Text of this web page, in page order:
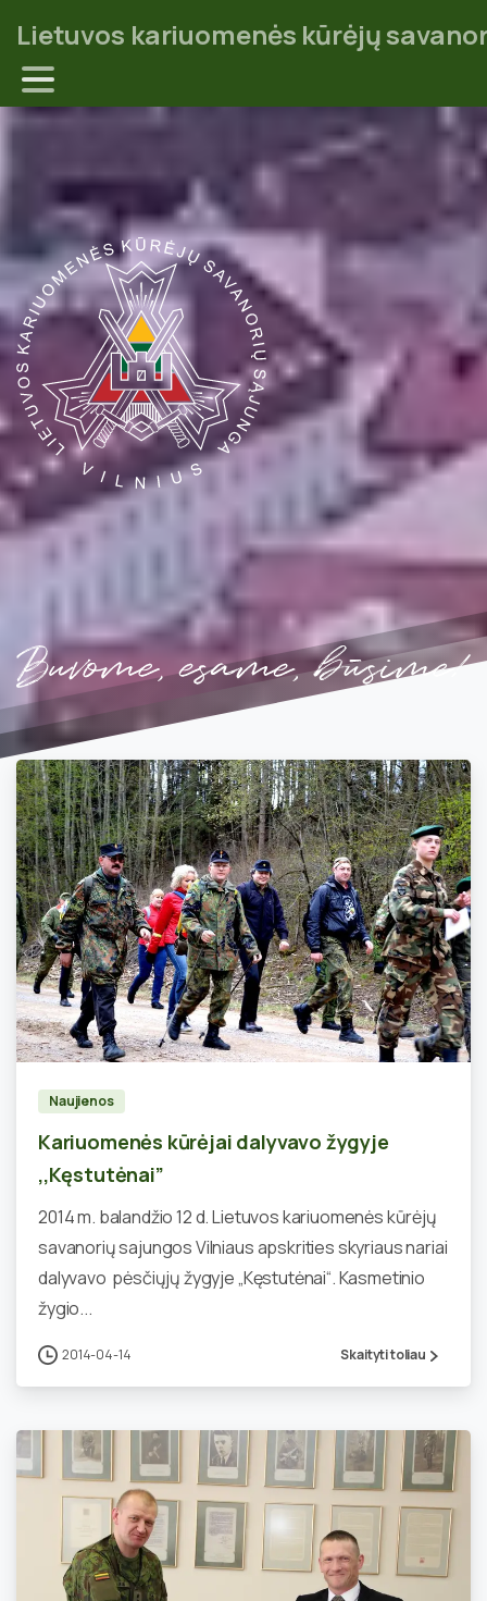
Lietuvos kariuomenės kūrėjų
2
Naujienos
Kariuomenės kūrėjai dalyvavo žygyje
,,Kęstutėnai”
2014 m. balandžio 12 d. Lietuvos kariuomenės kūrėjų
savanorių sajungos Vilniaus apskrities skyriaus nariai
dalyvavo pėsčiųjų žygyje „Kęstutėnai“. Kasmetinio
žygio...
2014-04-14 Skaityti toliau